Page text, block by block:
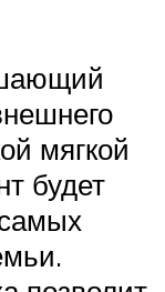
мягкой
будет